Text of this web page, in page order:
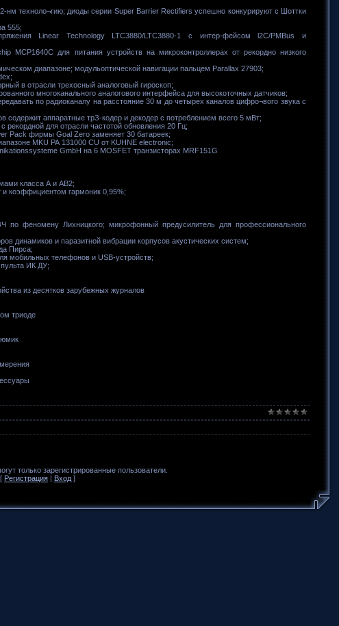
нм техноло¬гию; диоды серии Super Barrier Rectifiers успешно конкурируют с Шоттки
555;
Linear Technology LTC3880/LTC3880-1 с интер-фейсом l2C/PMBus и
MCP1640C для питания устройств на микроконтроллерах от рекордно низкого
диапазоне; модульоптической навигации пальцем Parallax 27903;
в отрасли трехосный аналоговый гироскоп;
многоканального аналогового интерфейса для высокоточных датчиков;
по радиоканалу на расстояние 30 м до четырех каналов цифро¬вого звука с
аппаратные трЗ-кодер и декодер с потреблением всего 5 мВт;
для отрасли частотой обновления 20 Гц;
Pack фирмы Goal Zero заменяет 30 батареек;
MKU РА 131000 CU от KUHNE electronic;
GmbH на 6 MOSFET транзисторах MRF151G
класса А и АВ2;
коэффициентом гармоник 0,95%;
феномену Лихницкого; микрофонный предусилитель для профессионального
динамиков и паразитной вибрации корпусов акустических систем;
Пирса;
мобильных телефонов и USB-устройств;
ИК ДУ;
из десятков зарубежных журналов
триоде
только зарегистрированные пользователи.
[ Регистрация | Вход ]